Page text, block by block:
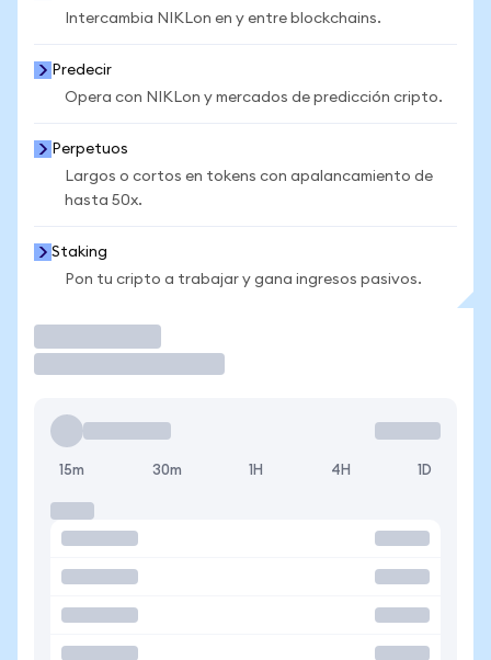
Intercambia NIKLon en y entre blockchains.
Predecir
Opera con NIKLon y mercados de predicción cripto.
Perpetuos
Largos o cortos en tokens con apalancamiento de
hasta 50x.
Staking
Pon tu cripto a trabajar y gana ingresos pasivos.
15m 30m 1H 4H 1D